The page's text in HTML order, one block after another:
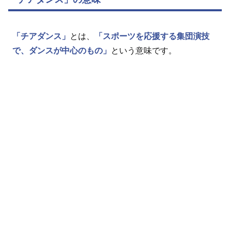
「チアダンス」 とは、
「スポーツを応援する集団演技
で、ダンスが中心のもの」
という意味です。